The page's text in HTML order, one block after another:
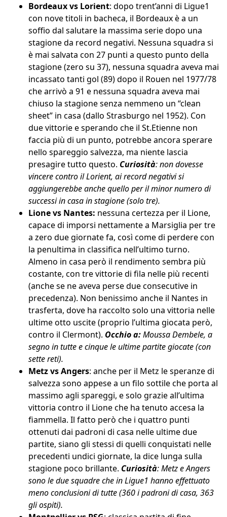
Bordeaux vs Lorient: dopo trent’anni di Ligue1
con nove titoli in bacheca, il Bordeaux è a un
soffio dal salutare la massima serie dopo una
stagione da record negativi. Nessuna squadra si
è mai salvata con 27 punti a questo punto della
stagione (zero su 37), nessuna squadra aveva mai
incassato tanti gol (89) dopo il Rouen nel 1977/78
che arrivò a 91 e nessuna squadra aveva mai
chiuso la stagione senza nemmeno un “clean
sheet” in casa (dallo Strasburgo nel 1952). Con
due vittorie e sperando che il St.Etienne non
faccia più di un punto, potrebbe ancora sperare
nello spareggio salvezza, ma niente lascia
presagire tutto questo. Curiosità: non dovesse
vincere contro il Lorient, ai record negativi si
aggiungerebbe anche quello per il minor numero di
successi in casa in stagione (solo tre).
Lione vs Nantes: nessuna certezza per il Lione,
capace di imporsi nettamente a Marsiglia per tre
a zero due giornate fa, così come di perdere con
la penultima in classifica nell’ultimo turno.
Almeno in casa però il rendimento sembra più
costante, con tre vittorie di fila nelle più recenti
(anche se ne aveva perse due consecutive in
precedenza). Non benissimo anche il Nantes in
trasferta, dove ha raccolto solo una vittoria nelle
ultime otto uscite (proprio l’ultima giocata però,
contro il Clermont). Occhio a:Moussa Dembele, a
segno in tutte e cinque le ultime partite giocate (con
sette reti).
Metz vs Angers: anche per il Metz le speranze di
salvezza sono appese a un filo sottile che porta al
massimo agli spareggi, e solo grazie all’ultima
vittoria contro il Lione che ha tenuto accesa la
fiammella. Il fatto però che i quattro punti
ottenuti dai padroni di casa nelle ultime due
partite, siano gli stessi di quelli conquistati nelle
precedenti undici giornate, la dice lunga sulla
stagione poco brillante. Curiosità: Metz e Angers
sono le due squadre che in Ligue1 hanno effettuato
meno conclusioni di tutte (360 i padroni di casa, 363
gli ospiti).